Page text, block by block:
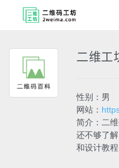
二维工
性别：男
网站：
简介：二
还不够了
和设计教程